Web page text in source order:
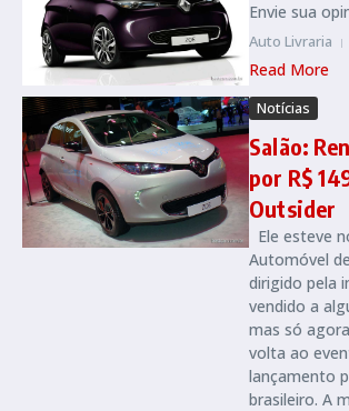
Envie sua
Auto Livraria
Read More
Notícias
Salão:
por R$
Outsider
Ele esteve
Automóvel
dirigido pela
vendido a
mas só
volta ao
lançamento
brasileiro. A